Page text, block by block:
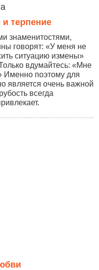
терпение
знаменитостями,
говорят: «У меня не
ситуацию измены»
вдумайтесь: «Мне
Именно поэтому для
является очень важной
всегда